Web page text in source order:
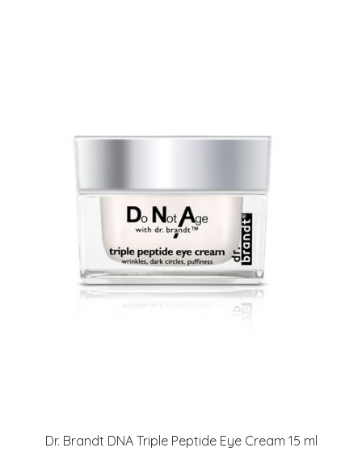
Dr. Brandt DNA Triple Peptide Eye Cream 15 ml